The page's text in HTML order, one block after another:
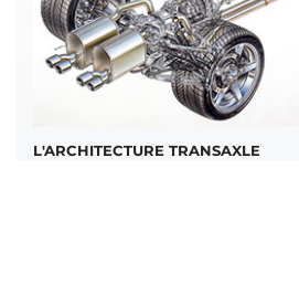
L'ARCHITECTURE TRANSAXLE